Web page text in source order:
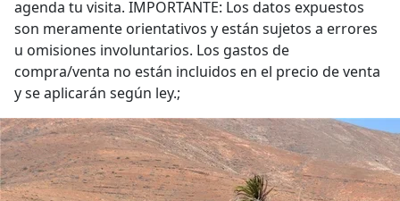
agenda tu visita. IMPORTANTE: Los datos expuestos
son meramente orientativos y están sujetos a errores
u omisiones involuntarios. Los gastos de
compra/venta no están incluidos en el precio de venta
y se aplicarán según ley.;